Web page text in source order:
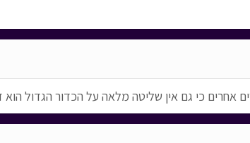
אחרים כי גם אין שליטה מלאה על הכדור הגדול